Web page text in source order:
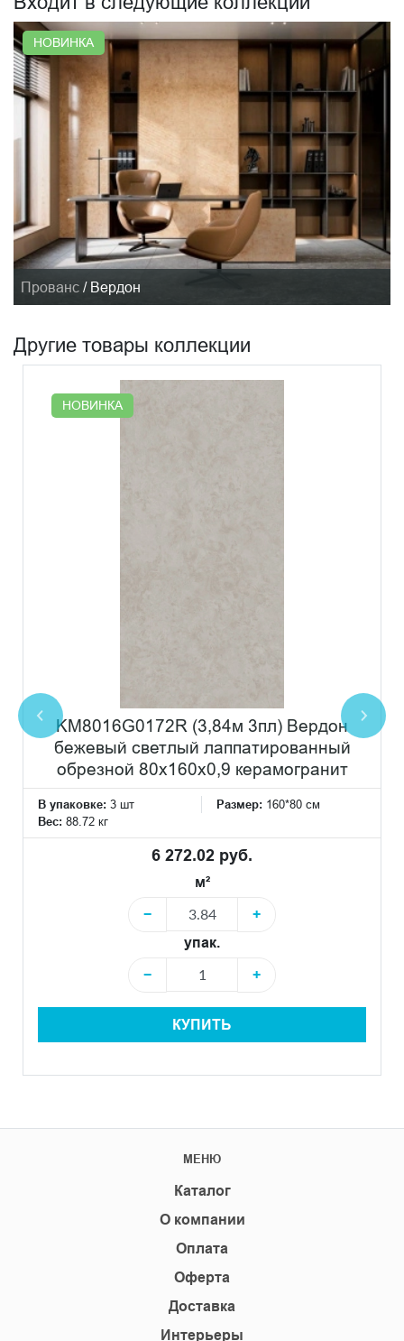
НОВИНКА
Прованс / Вердон
Другие товары коллекции
НОВИНКА
KM8016G0172R (3,84м 3пл) Вердон
бежевый светлый лаппатированный
обрезной 80x160x0,9 керамогранит
В упаковке: 3 шт Размер: 160*80 см
Вес: 88.72 кг
6 272.02 руб.
м²
−
+
упак.
−
+
КУПИТЬ
МЕНЮ
Каталог
О компании
Оплата
Оферта
Доставка
Интерьеры